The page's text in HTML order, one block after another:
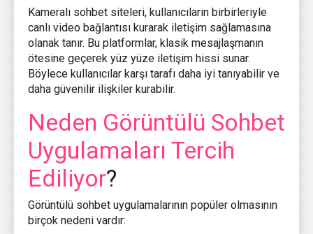
Kameralı sohbet siteleri, kullanıcıların birbirleriyle
canlı video bağlantısı kurarak iletişim sağlamasına
olanak tanır. Bu platformlar, klasik mesajlaşmanın
ötesine geçerek yüz yüze iletişim hissi sunar.
Böylece kullanıcılar karşı tarafı daha iyi tanıyabilir ve
daha güvenilir ilişkiler kurabilir.
Neden Görüntülü Sohbet
Uygulamaları Tercih
Ediliyor?
Görüntülü sohbet uygulamalarının popüler olmasının
birçok nedeni vardır: